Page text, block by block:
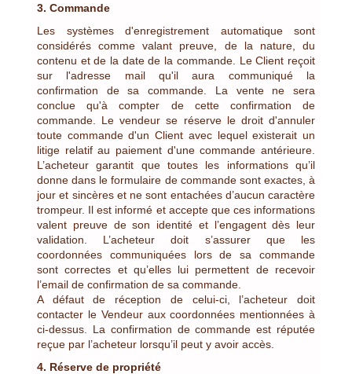
3. Commande
Les systèmes d'enregistrement automatique sont
considérés comme valant preuve, de la nature, du
contenu et de la date de la commande. Le Client reçoit
sur l'adresse mail qu'il aura communiqué la
confirmation de sa commande. La vente ne sera
conclue qu'à compter de cette confirmation de
commande. Le vendeur se réserve le droit d'annuler
toute commande d'un Client avec lequel existerait un
litige relatif au paiement d'une commande antérieure.
L’acheteur garantit que toutes les informations qu’il
donne dans le formulaire de commande sont exactes, à
jour et sincères et ne sont entachées d’aucun caractère
trompeur. Il est informé et accepte que ces informations
valent preuve de son identité et l’engagent dès leur
validation. L’acheteur doit s’assurer que les
coordonnées communiquées lors de sa commande
sont correctes et qu’elles lui permettent de recevoir
l’email de confirmation de sa commande.
A défaut de réception de celui-ci, l’acheteur doit
contacter le Vendeur aux coordonnées mentionnées à
ci-dessus. La confirmation de commande est réputée
reçue par l’acheteur lorsqu’il peut y avoir accès.
4. Réserve de propriété